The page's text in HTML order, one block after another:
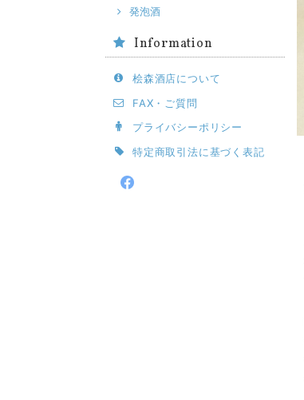
発泡酒
Information
桧森酒店について
FAX・ご質問
プライバシーポリシー
特定商取引法に基づく表記